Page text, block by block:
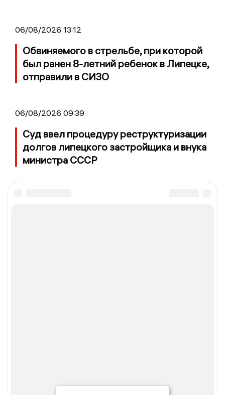
06/08/2026 13:12
Обвиняемого в стрельбе, при которой
был ранен 8-летний ребенок в Липецке,
отправили в СИЗО
06/08/2026 09:39
Суд ввел процедуру реструктуризации
долгов липецкого застройщика и внука
министра СССР